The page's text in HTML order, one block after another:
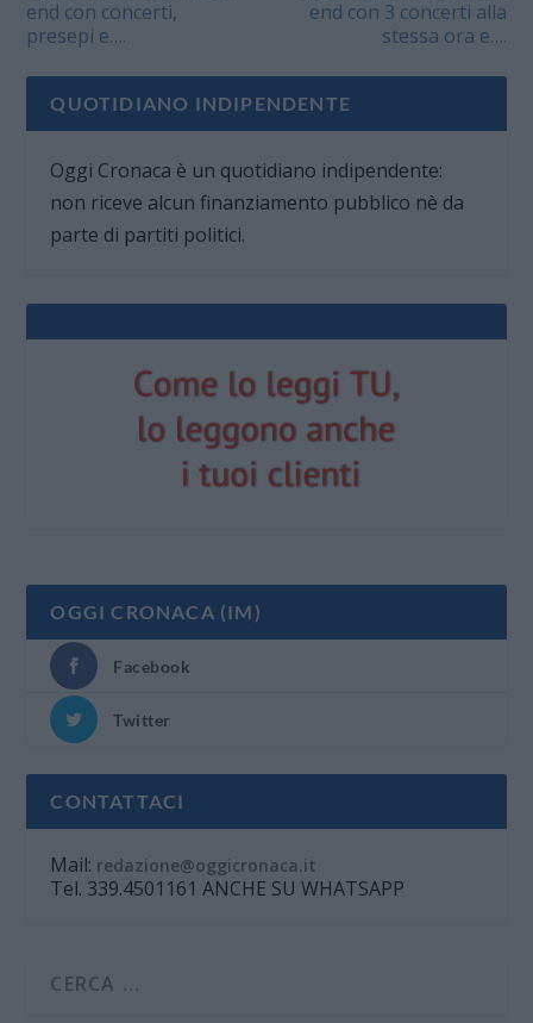
end con concerti,
presepi e….
end con 3 concerti alla
stessa ora e….
QUOTIDIANO INDIPENDENTE
Oggi Cronaca è un quotidiano indipendente:
non riceve alcun finanziamento pubblico nè da
parte di partiti politici.
OGGI CRONACA (IM)
Facebook
Twitter
CONTATTACI
Mail: redazione@oggicronaca.it
Tel. 339.4501161 ANCHE SU WHATSAPP